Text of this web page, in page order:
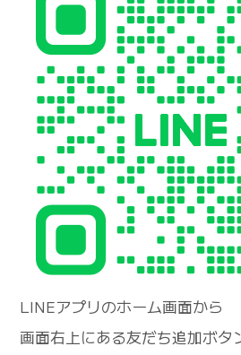
LINEアプリのホーム画面から
画面右上にある友だち追加ボ